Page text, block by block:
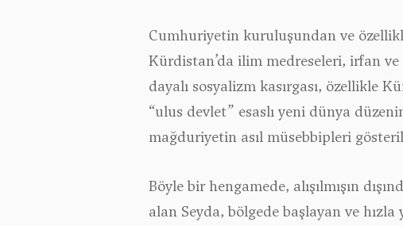
Cumhuriyetin kuruluşundan ve
Kürdistan’da ilim medreseleri, irfan
dayalı sosyalizm kasırgası,
“ulus devlet” esaslı yeni dünya
mağduriyetin asıl müsebbipleri
Böyle bir hengamede, alışılmışın
alan Seyda, bölgede başlayan ve